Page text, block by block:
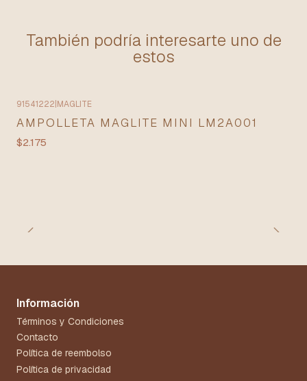
También podría interesarte uno de
estos
91541222 MAGLITE
AMPOLLETA MAGLITE MINI LM2A001
$2.175
Información
Términos y Condiciones
Contacto
Política de reembolso
Política de privacidad